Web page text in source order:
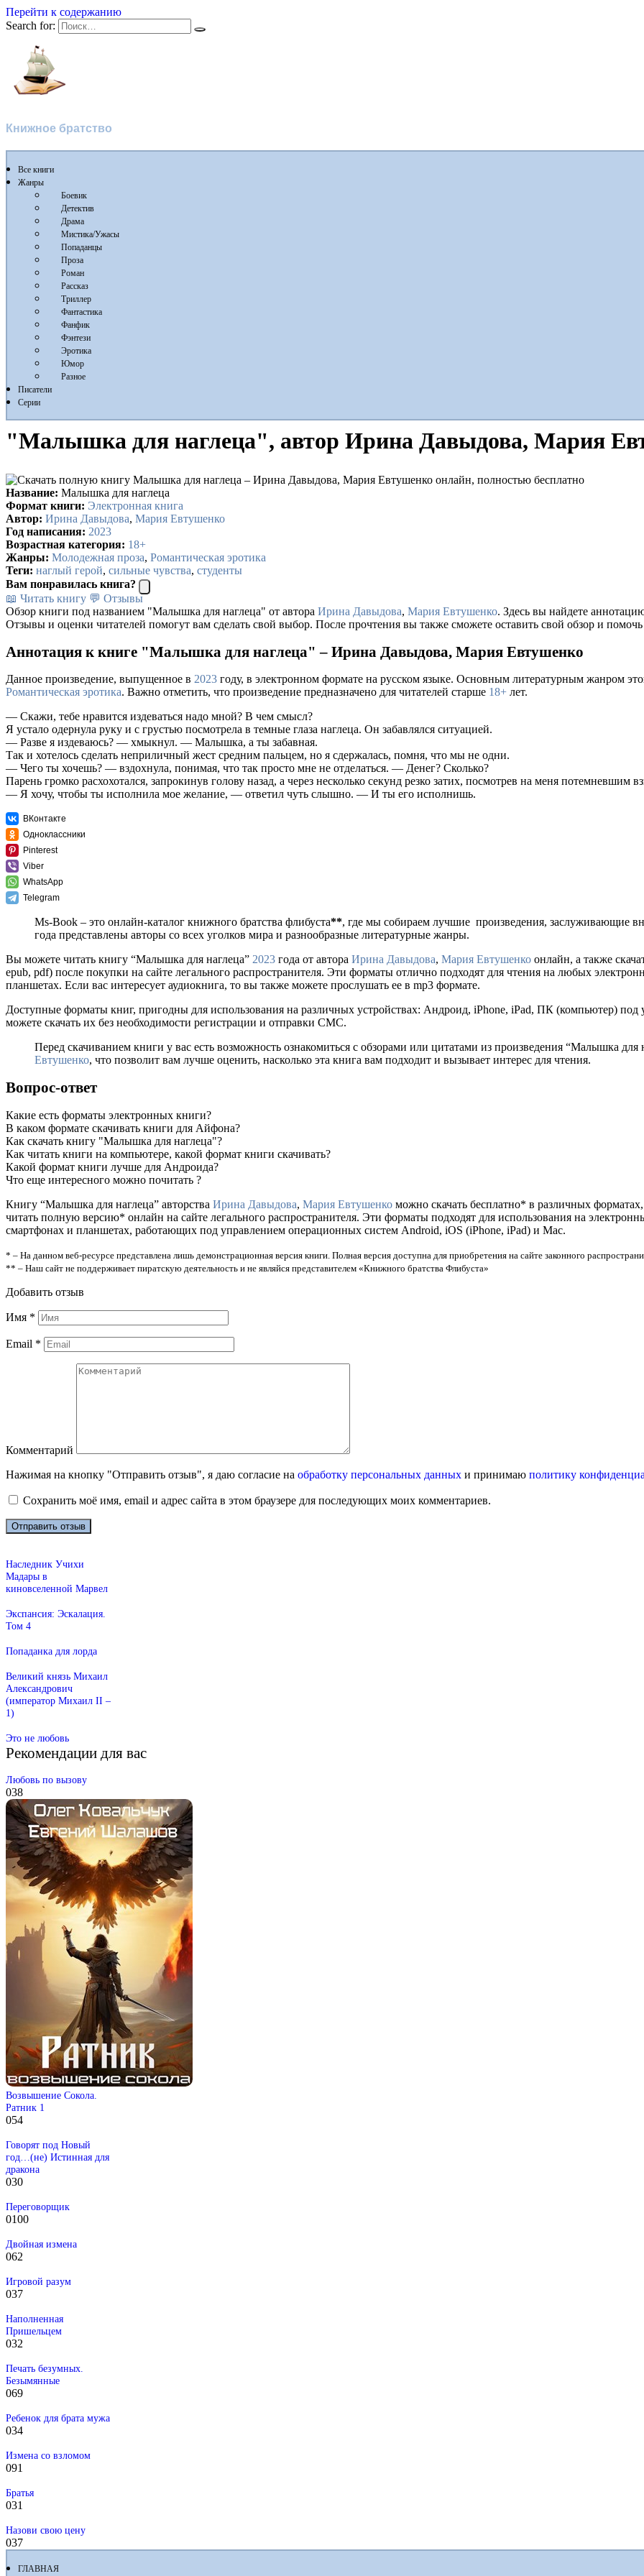
Перейти к содержанию
Search for:
Книжное братство
Все книги
Жанры
Боевик
Детектив
Драма
Мистика/Ужасы
Попаданцы
Проза
Роман
Рассказ
Триллер
Фантастика
Фанфик
Фэнтези
Эротика
Юмор
Разное
Писатели
Серии
"Малышка для наглеца", автор Ирина Давыдова, Мария
Название: Малышка для наглеца
Формат книги: Электронная книга
Автор: Ирина Давыдова, Мария Евтушенко
Год написания: 2023
Возрастная категория: 18+
Жанры: Молодежная проза, Романтическая эротика
Теги: наглый герой, сильные чувства, студенты
Вам понравилась книга?
📖 Читать книгу 💬 Отзывы
Обзор книги под названием "Малышка для наглеца" от автора Ирина Давыдова, Мария Евтушенко. Здесь вы найдете
Отзывы и оценки читателей помогут вам сделать свой выбор. После прочтения вы также сможете оставить свой обзор и
Аннотация к книге "Малышка для наглеца" – Ирина Давыдова, Мария Евтушенко
Данное произведение, выпущенное в 2023 году, в электронном формате на русском языке. Основным литературным жанром
Романтическая эротика. Важно отметить, что произведение предназначено для читателей старше 18+ лет.
― Скажи, тебе нравится издеваться надо мной? В чем смысл?
Я устало одернула руку и с грустью посмотрела в темные глаза наглеца. Он забавлялся ситуацией.
― Разве я издеваюсь? ― хмыкнул. ― Малышка, а ты забавная.
Так и хотелось сделать неприличный жест средним пальцем, но я сдержалась, помня, что мы не одни.
― Чего ты хочешь? ― вздохнула, понимая, что так просто мне не отделаться. ― Денег? Сколько?
Парень громко расхохотался, запрокинув голову назад, а через несколько секунд резко затих, посмотрев на меня потемневшим
― Я хочу, чтобы ты исполнила мое желание, ― ответил чуть слышно. ― И ты его исполнишь.
ВКонтакте
Одноклассники
Pinterest
Viber
WhatsApp
Telegram
Ms-Book – это онлайн-каталог книжного братства флибуста**, где мы собираем лучшие произведения, заслуживающие
года представлены авторы со всех уголков мира и разнообразные литературные жанры.
Вы можете читать книгу “Малышка для наглеца” 2023 года от автора Ирина Давыдова, Мария Евтушенко онлайн, а также
epub, pdf) после покупки на сайте легального распространителя. Эти форматы отлично подходят для чтения на любых
планшетах. Если вас интересует аудиокнига, то вы также можете прослушать ее в mp3 формате.
Доступные форматы книг, пригодны для использования на различных устройствах: Андроид, iPhone, iPad, ПК (компьютер)
можете скачать их без необходимости регистрации и отправки СМС.
Перед скачиванием книги у вас есть возможность ознакомиться с обзорами или цитатами из произведения “Малышка для
Евтушенко, что позволит вам лучше оценить, насколько эта книга вам подходит и вызывает интерес для чтения.
Вопрос-ответ
Какие есть форматы электронных книги?
В каком формате скачивать книги для Айфона?
Как скачать книгу "Малышка для наглеца"?
Как читать книги на компьютере, какой формат книги скачивать?
Какой формат книги лучше для Андроида?
Что еще интересного можно почитать ?
Книгу “Малышка для наглеца” авторства Ирина Давыдова, Мария Евтушенко можно скачать бесплатно* в различных
читать полную версию* онлайн на сайте легального распространителя. Эти форматы подходят для использования на
смартфонах и планшетах, работающих под управлением операционных систем Android, iOS (iPhone, iPad) и Mac.
* – На данном веб-ресурсе представлена лишь демонстрационная версия книги. Полная версия доступна для приобретения на сайте законного
** – Наш сайт не поддерживает пиратскую деятельность и не являйся представителем «Книжного братства Флибуста»
Добавить отзыв
Имя *
Email *
Комментарий
Нажимая на кнопку "Отправить отзыв", я даю согласие на обработку персональных данных и принимаю политику
Сохранить моё имя, email и адрес сайта в этом браузере для последующих моих комментариев.
Наследник Учихи
Мадары в
киновселенной Марвел
Экспансия: Эскалация.
Том 4
Попаданка для лорда
Великий князь Михаил
Александрович
(император Михаил II –
1)
Это не любовь
Рекомендации для вас
Любовь по вызову
038
Возвышение Сокола.
Ратник 1
054
Говорят под Новый
год…(не) Истинная для
дракона
030
Переговорщик
0100
Двойная измена
062
Игровой разум
037
Наполненная
Пришельцем
032
Печать безумных.
Безымянные
069
Ребенок для брата мужа
034
Измена со взломом
091
Братья
031
Назови свою цену
037
ГЛАВНАЯ